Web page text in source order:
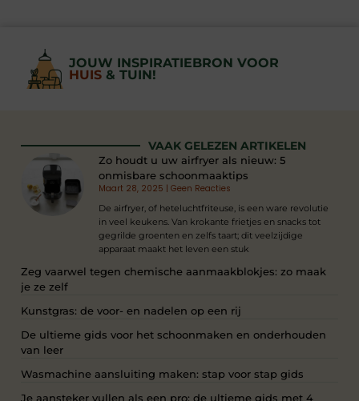
JOUW INSPIRATIEBRON VOOR
HUIS & TUIN!
VAAK GELEZEN ARTIKELEN
Zo houdt u uw airfryer als nieuw: 5
onmisbare schoonmaaktips
Maart 28, 2025
Geen Reacties
De airfryer, of heteluchtfriteuse, is een ware revolutie
in veel keukens. Van krokante frietjes en snacks tot
gegrilde groenten en zelfs taart; dit veelzijdige
apparaat maakt het leven een stuk
Zeg vaarwel tegen chemische aanmaakblokjes: zo maak
je ze zelf
Kunstgras: de voor- en nadelen op een rij
De ultieme gids voor het schoonmaken en onderhouden
van leer
Wasmachine aansluiting maken: stap voor stap gids
Je aansteker vullen als een pro: de ultieme gids met 4